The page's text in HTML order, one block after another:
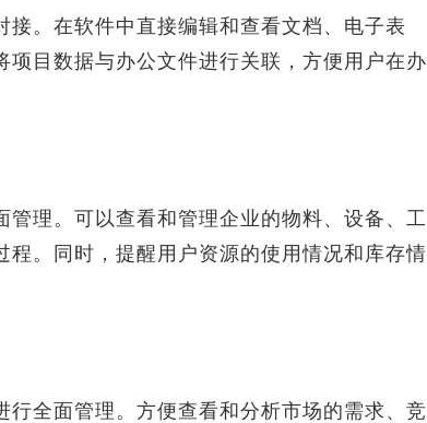
。在软件中直接编辑和查看文档、电子表
目数据与办公文件进行关联，方便用户在办
理。可以查看和管理企业的物料、设备、工
。同时，提醒用户资源的使用情况和库存情
全面管理。方便查看和分析市场的需求、竞